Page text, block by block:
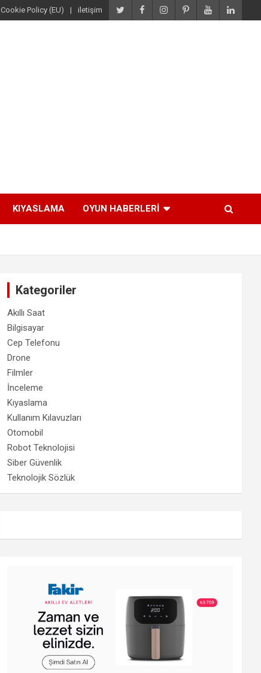
Cookie Policy (EU) iletişim
KIYASLAMA OYUN HABERLERI
Kategoriler
Akıllı Saat
Bilgisayar
Cep Telefonu
Drone
Filmler
İnceleme
Kıyaslama
Kullanım Kılavuzları
Otomobil
Robot Teknolojisi
Siber Güvenlik
Teknolojik Sözlük